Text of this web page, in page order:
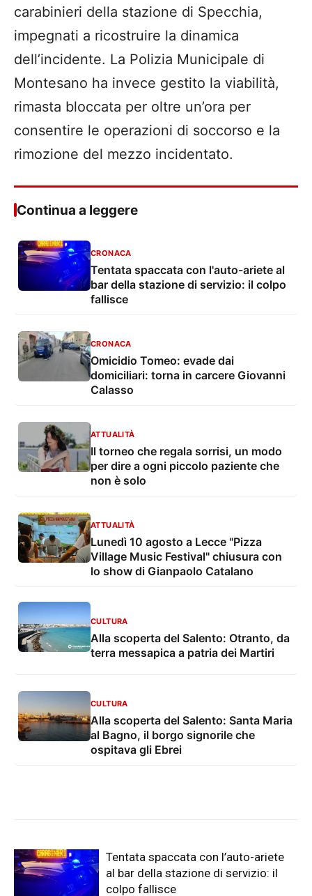
carabinieri della stazione di Specchia,
impegnati a ricostruire la dinamica
dell’incidente. La Polizia Municipale di
Montesano ha invece gestito la viabilità,
rimasta bloccata per oltre un’ora per
consentire le operazioni di soccorso e la
rimozione del mezzo incidentato.
Continua a leggere
CRONACA
Tentata spaccata con l'auto-ariete al
bar della stazione di servizio: il colpo
fallisce
CRONACA
Omicidio Tomeo: evade dai
domiciliari: torna in carcere Giovanni
Calasso
ATTUALITÀ
Il torneo che regala sorrisi, un modo
per dire a ogni piccolo paziente che
non è solo
ATTUALITÀ
Lunedì 10 agosto a Lecce "Pizza
Village Music Festival" chiusura con
lo show di Gianpaolo Catalano
CULTURA
Alla scoperta del Salento: Otranto, da
terra messapica a patria dei Martiri
CULTURA
Alla scoperta del Salento: Santa Maria
al Bagno, il borgo signorile che
ospitava gli Ebrei
Tentata spaccata con l’auto-ariete
al bar della stazione di servizio: il
colpo fallisce